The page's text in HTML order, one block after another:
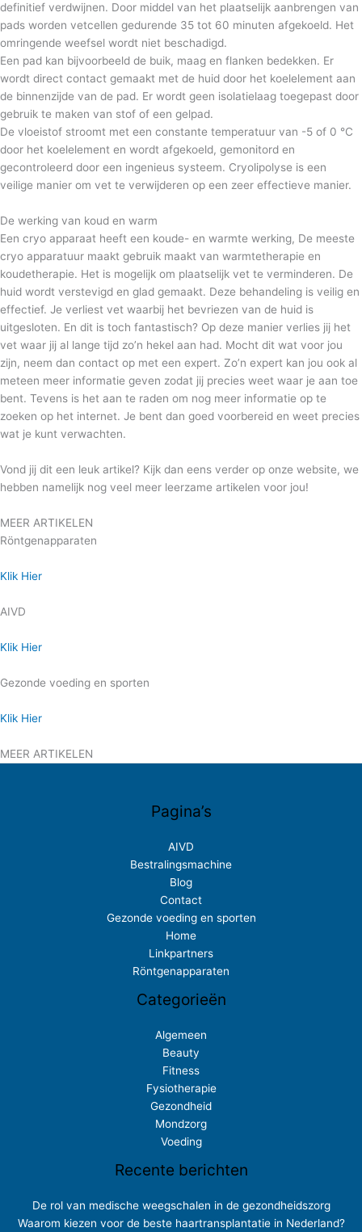
definitief verdwijnen. Door middel van het plaatselijk aanbrengen van
pads worden vetcellen gedurende 35 tot 60 minuten afgekoeld. Het
omringende weefsel wordt niet beschadigd.
Een pad kan bijvoorbeeld de buik, maag en flanken bedekken. Er
wordt direct contact gemaakt met de huid door het koelelement aan
de binnenzijde van de pad. Er wordt geen isolatielaag toegepast door
gebruik te maken van stof of een gelpad.
De vloeistof stroomt met een constante temperatuur van -5 of 0 °C
door het koelelement en wordt afgekoeld, gemonitord en
gecontroleerd door een ingenieus systeem. Cryolipolyse is een
veilige manier om vet te verwijderen op een zeer effectieve manier.
De werking van koud en warm
Een cryo apparaat heeft een koude- en warmte werking, De meeste
cryo apparatuur maakt gebruik maakt van warmtetherapie en
koudetherapie. Het is mogelijk om plaatselijk vet te verminderen. De
huid wordt verstevigd en glad gemaakt. Deze behandeling is veilig en
effectief. Je verliest vet waarbij het bevriezen van de huid is
uitgesloten. En dit is toch fantastisch? Op deze manier verlies jij het
vet waar jij al lange tijd zo’n hekel aan had. Mocht dit wat voor jou
zijn, neem dan contact op met een expert. Zo’n expert kan jou ook al
meteen meer informatie geven zodat jij precies weet waar je aan toe
bent. Tevens is het aan te raden om nog meer informatie op te
zoeken op het internet. Je bent dan goed voorbereid en weet precies
wat je kunt verwachten.
Vond jij dit een leuk artikel? Kijk dan eens verder op onze website, we
hebben namelijk nog veel meer leerzame artikelen voor jou!
MEER ARTIKELEN
Röntgenapparaten
Klik Hier
AIVD
Klik Hier
Gezonde voeding en sporten
Klik Hier
MEER ARTIKELEN
Pagina’s
AIVD
Bestralingsmachine
Blog
Contact
Gezonde voeding en sporten
Home
Linkpartners
Röntgenapparaten
Categorieën
Algemeen
Beauty
Fitness
Fysiotherapie
Gezondheid
Mondzorg
Voeding
Recente berichten
De rol van medische weegschalen in de gezondheidszorg
Waarom kiezen voor de beste haartransplantatie in Nederland?